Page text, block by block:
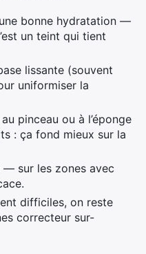
bonne hydratation —
un teint qui tient
lissante (souvent
uniformiser la
pinceau ou à l’éponge
: ça fond mieux sur la
— sur les zones avec
difficiles, on reste
correcteur sur-